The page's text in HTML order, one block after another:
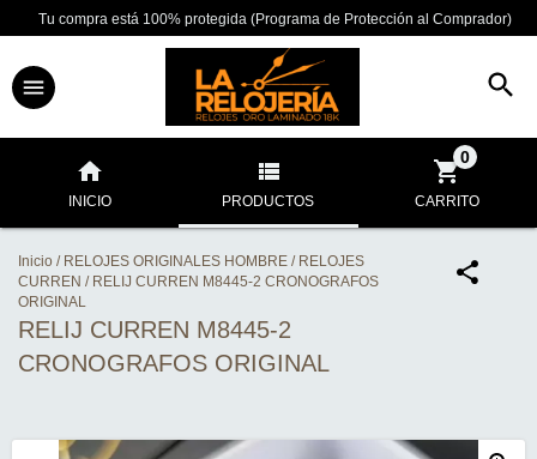
Tu compra está 100% protegida (Programa de Protección al Comprador)
INICIO PRODUCTOS CARRITO
0
Inicio / RELOJES ORIGINALES HOMBRE / RELOJES
CURREN / RELIJ CURREN M8445-2 CRONOGRAFOS
ORIGINAL
RELIJ CURREN M8445-2
CRONOGRAFOS ORIGINAL